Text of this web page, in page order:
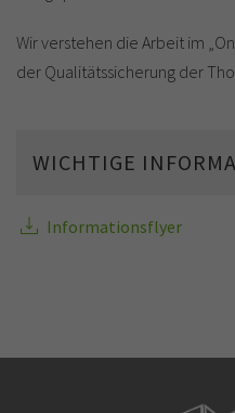
Wir verstehen die Arbeit im
der Qualitätssicherung der
WICHTIGE
Informationsflyer